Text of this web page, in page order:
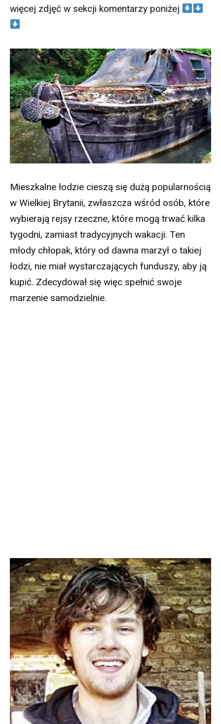
więcej zdjęć w sekcji komentarzy poniżej
Mieszkalne łodzie cieszą się dużą popularnością
w Wielkiej Brytanii, zwłaszcza wśród osób, które
wybierają rejsy rzeczne, które mogą trwać kilka
tygodni, zamiast tradycyjnych wakacji. Ten
młody chłopak, który od dawna marzył o takiej
łodzi, nie miał wystarczających funduszy, aby ją
kupić. Zdecydował się więc spełnić swoje
marzenie samodzielnie.